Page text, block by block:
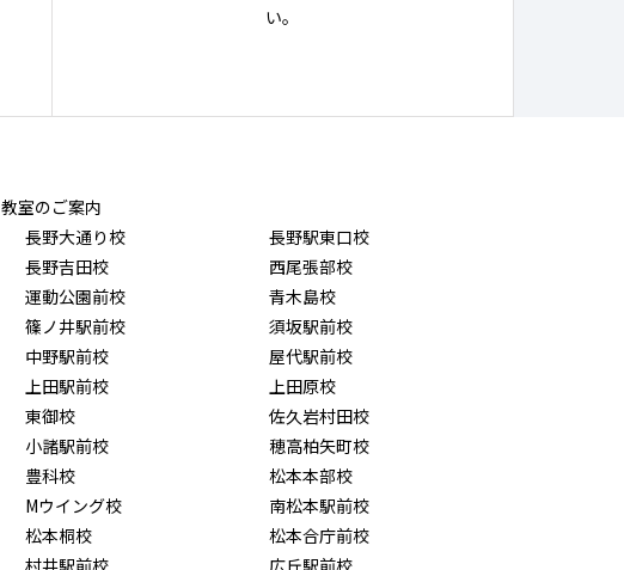
い。
教室のご案内
長野大通り校
長野駅東口校
長野吉田校
西尾張部校
運動公園前校
青木島校
篠ノ井駅前校
須坂駅前校
中野駅前校
屋代駅前校
上田駅前校
上田原校
東御校
佐久岩村田校
小諸駅前校
穂高柏矢町校
豊科校
松本本部校
Mウイング校
南松本駅前校
松本桐校
松本合庁前校
村井駅前校
広丘駅前校